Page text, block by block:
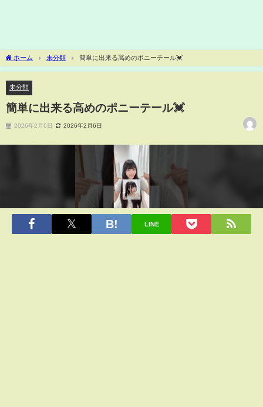
ホーム 未分類 簡単に出来る高めのポニーテール💓
未分類
簡単に出来る高めのポニーテール💓
2026年2月6日 2026年2月6日
LINE